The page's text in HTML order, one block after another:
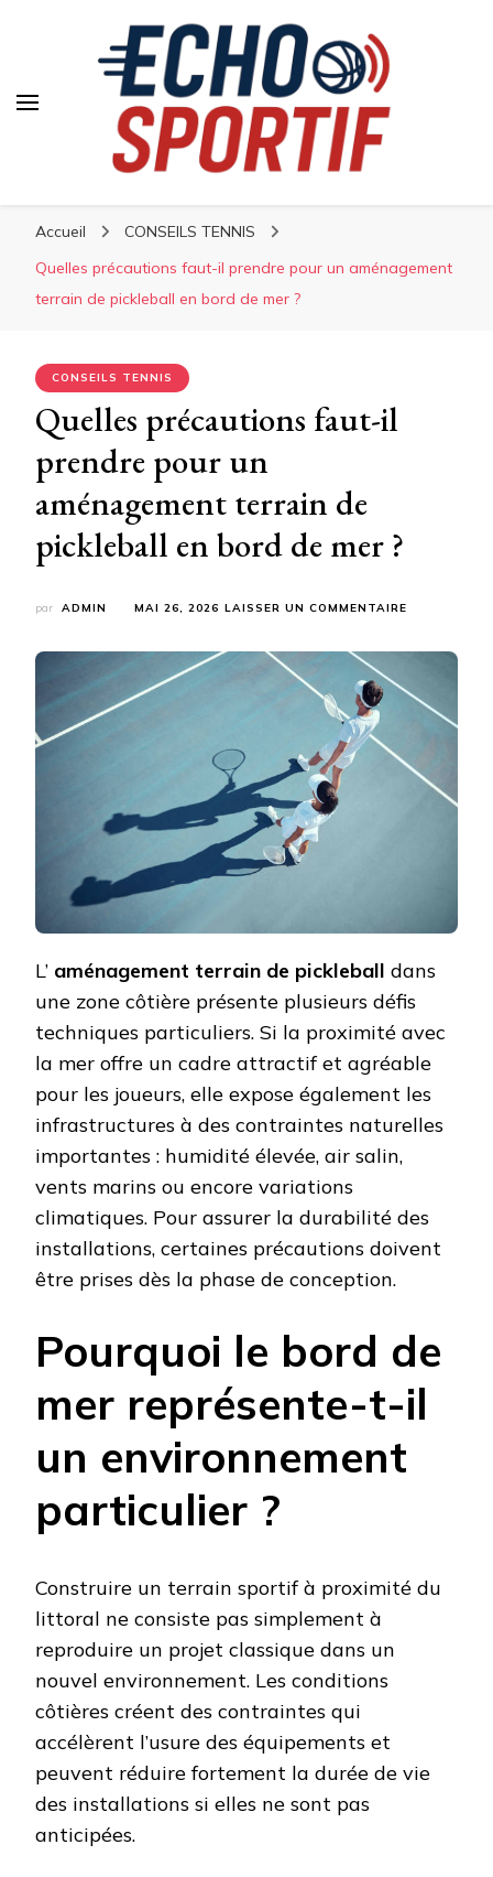
Accueil
CONSEILS TENNIS
Quelles précautions faut-il prendre pour un aménagement
terrain de pickleball en bord de mer ?
CONSEILS TENNIS
Quelles précautions faut-il
prendre pour un
aménagement terrain de
pickleball en bord de mer ?
par ADMIN MAI 26, 2026 LAISSER UN COMMENTAIRE
PRENDRE
TERRAIN
L’ aménagement terrain de pickleball dans
une zone côtière présente plusieurs défis
techniques particuliers. Si la proximité avec
la mer offre un cadre attractif et agréable
pour les joueurs, elle expose également les
infrastructures à des contraintes naturelles
importantes : humidité élevée, air salin,
vents marins ou encore variations
climatiques. Pour assurer la durabilité des
installations, certaines précautions doivent
être prises dès la phase de conception.
Pourquoi le bord de
mer représente-t-il
un environnement
particulier ?
Construire un terrain sportif à proximité du
littoral ne consiste pas simplement à
reproduire un projet classique dans un
nouvel environnement. Les conditions
côtières créent des contraintes qui
accélèrent l’usure des équipements et
peuvent réduire fortement la durée de vie
des installations si elles ne sont pas
anticipées.